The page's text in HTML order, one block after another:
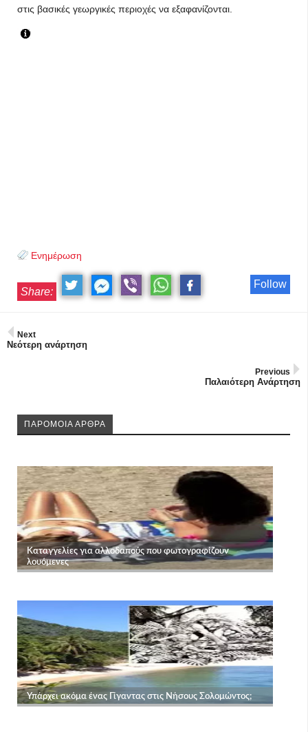
στις βασικές γεωργικές περιοχές να εξαφανίζονται.
Ενημέρωση
Follow
Share:
Next
Νεότερη ανάρτηση
Previous
Παλαιότερη Ανάρτηση
ΠΑΡΟΜΟΙΑ ΑΡΘΡΑ